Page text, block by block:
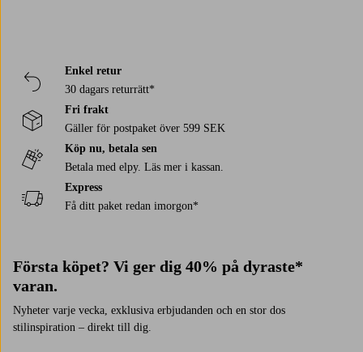
Enkel retur
30 dagars returrätt*
Fri frakt
Gäller för postpaket över 599 SEK
Köp nu, betala sen
Betala med elpy. Läs mer i kassan.
Express
Få ditt paket redan imorgon*
Första köpet? Vi ger dig 40% på dyraste*
varan.
Nyheter varje vecka, exklusiva erbjudanden och en stor dos
stilinspiration – direkt till dig.